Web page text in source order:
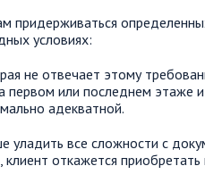
придерживаться
условиях:
не отвечает этому
первом или последнем этаже
адекватной.
уладить все сложности с
откажется